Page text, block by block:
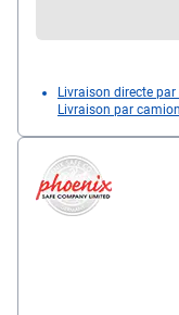
Livraison directe
Livraison par